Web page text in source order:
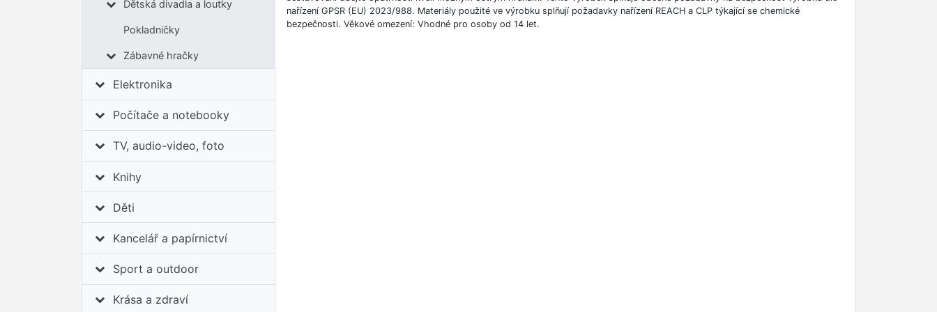
Dětská divadla a loutky
Pokladničky
Zábavné hračky
Elektronika
Počítače a notebooky
TV, audio-video, foto
Knihy
Děti
Kancelář a papírnictví
Sport a outdoor
Krása a zdraví
nařízení GPSR (EU) 2023/988. Materiály použité ve výrobku splňují požadavky nařízení REACH a CLP týkající se chemické
bezpečnosti. Věkové omezení: Vhodné pro osoby od 14 let.